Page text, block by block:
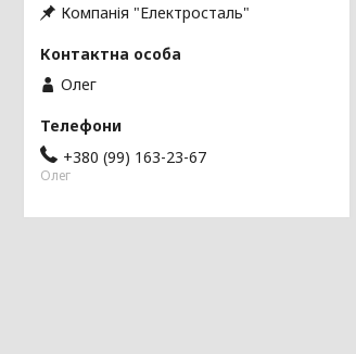
Компанія "Електросталь"
Олег
+380 (99) 163-23-67
Олег